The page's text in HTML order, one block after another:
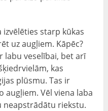
starp kūkas
uz augļiem. Kāpēc?
labu veselībai, bet arī
kas
plūsmu. Tas ir
augļiem. Vēl viena laba
neapstrādātu riekstu.